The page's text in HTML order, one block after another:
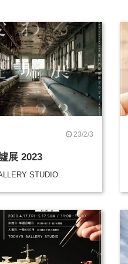
23/2/3
展 2023
STUDIO.